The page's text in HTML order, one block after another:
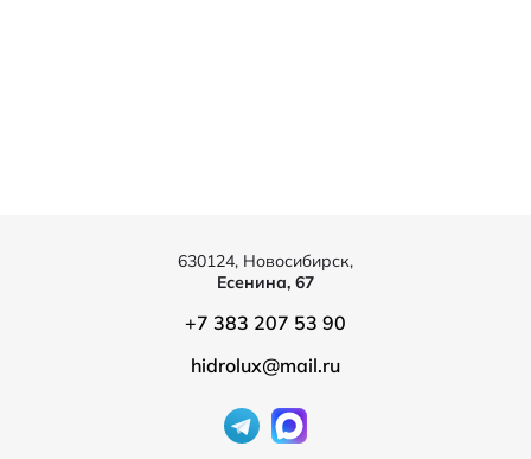
630124, Новосибирск,
Есенина, 67
+7 383 207 53 90
hidrolux@mail.ru